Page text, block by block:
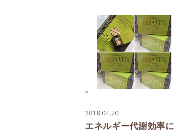
>
2018.04.20
エネルギー代謝効率に